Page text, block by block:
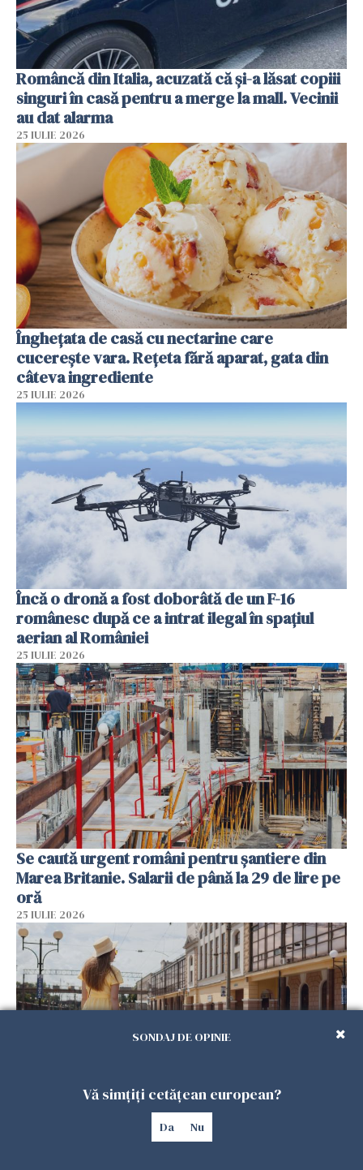
Româncă din Italia, acuzată că și-a lăsat copiii
singuri în casă pentru a merge la mall. Vecinii
au dat alarma
25 IULIE 2026
Înghețata de casă cu nectarine care
cucerește vara. Rețeta fără aparat, gata din
câteva ingrediente
25 IULIE 2026
Încă o dronă a fost doborâtă de un F-16
românesc după ce a intrat ilegal în spațiul
aerian al României
25 IULIE 2026
Se caută urgent români pentru șantiere din
Marea Britanie. Salarii de până la 29 de lire pe
oră
25 IULIE 2026
Haos pe calea ferată în Italia! Timp de
aproape patru zile, trenurile spre Roma și
SONDAJ DE OPINIE
Vă simțiți cetățean european?
Da Nu